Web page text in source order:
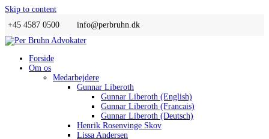
Skip to content
+45 4587 0500
info@perbruhn.dk
Forside
Om os
Medarbejdere
Gunnar Liberoth
Gunnar Liberoth (English)
Gunnar Liberoth (Francais)
Gunnar Liberoth (Deutsch)
Henrik Rosenvinge Skov
Lissa Andersen